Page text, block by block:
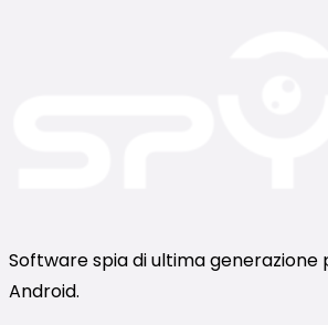
Software spia di ultima generazione
Android.